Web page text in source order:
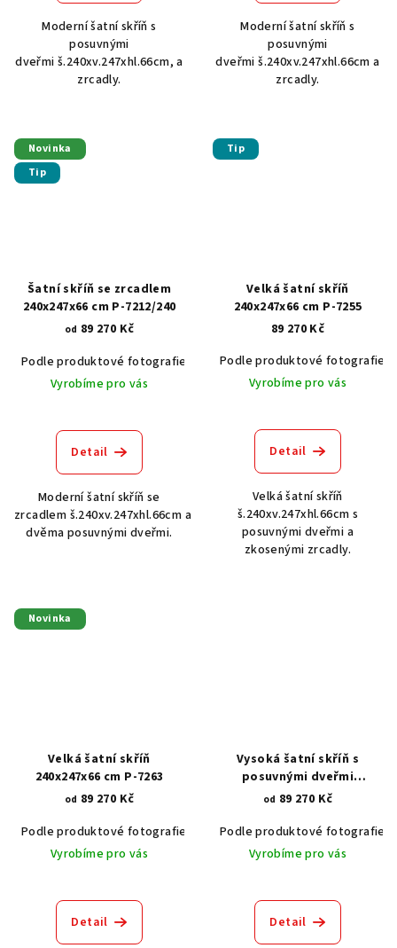
Moderní šatní skříň s
posuvnými
dveřmi š.240xv.247xhl.66cm, a
zrcadly.
Moderní šatní skříň s
posuvnými
dveřmi š.240xv.247xhl.66cm a
zrcadly.
Novinka
Tip
Šatní skříň se zrcadlem
240x247x66 cm P-7212/240
od 89 270 Kč
Podle produktové fotografie
Akát vintage BT1551
Dub světlý
Vyrobíme pro vás
Detail
Moderní šatní skříň se
zrcadlem š.240xv.247xhl.66cm a
dvěma posuvnými dveřmi.
Tip
Velká šatní skříň
240x247x66 cm P-7255
89 270 Kč
Podle produktové fotografie
Vyrobíme pro vás
Detail
Velká šatní skříň
š.240xv.247xhl.66cm s
posuvnými dveřmi a
zkosenými zrcadly.
Novinka
Velká šatní skříň
240x247x66 cm P-7263
od 89 270 Kč
Podle produktové fotografie
Akát vintage BT1551
Dub světlý
Vyrobíme pro vás
Detail
Vysoká šatní skříň s
posuvnými dveřmi
240x247x66 cm P-7283
od 89 270 Kč
Podle produktové fotografie
Vyrobíme pro vás
Detail